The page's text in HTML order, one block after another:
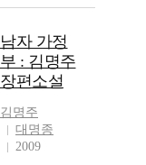
남자 가정
부 : 김명주
장편소설
김명주
대명종
2009